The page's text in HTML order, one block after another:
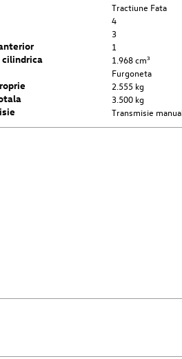
Tractiune Fata
4
3
1
1.968 cm³
Furgoneta
2.555 kg
3.500 kg
Transmisie